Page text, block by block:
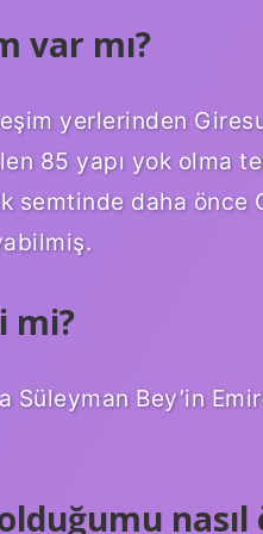
var mı?
yerlerinden
85 yapı yok olma
daha önce
mi?
Süleyman Bey’in